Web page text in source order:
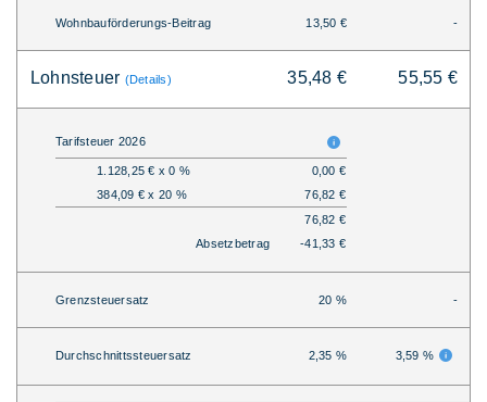
Wohnbauförderungs-Beitrag 13,50 € -
Lohnsteuer (Details) 35,48 € 55,55 €
Tarifsteuer 2026
1.128,25 € x 0 %
0,00 €
384,09 € x 20 %
76,82 €
76,82 €
Absetzbetrag
-41,33 €
Grenzsteuersatz 20 % -
Durchschnittssteuersatz 2,35 % 3,59 %